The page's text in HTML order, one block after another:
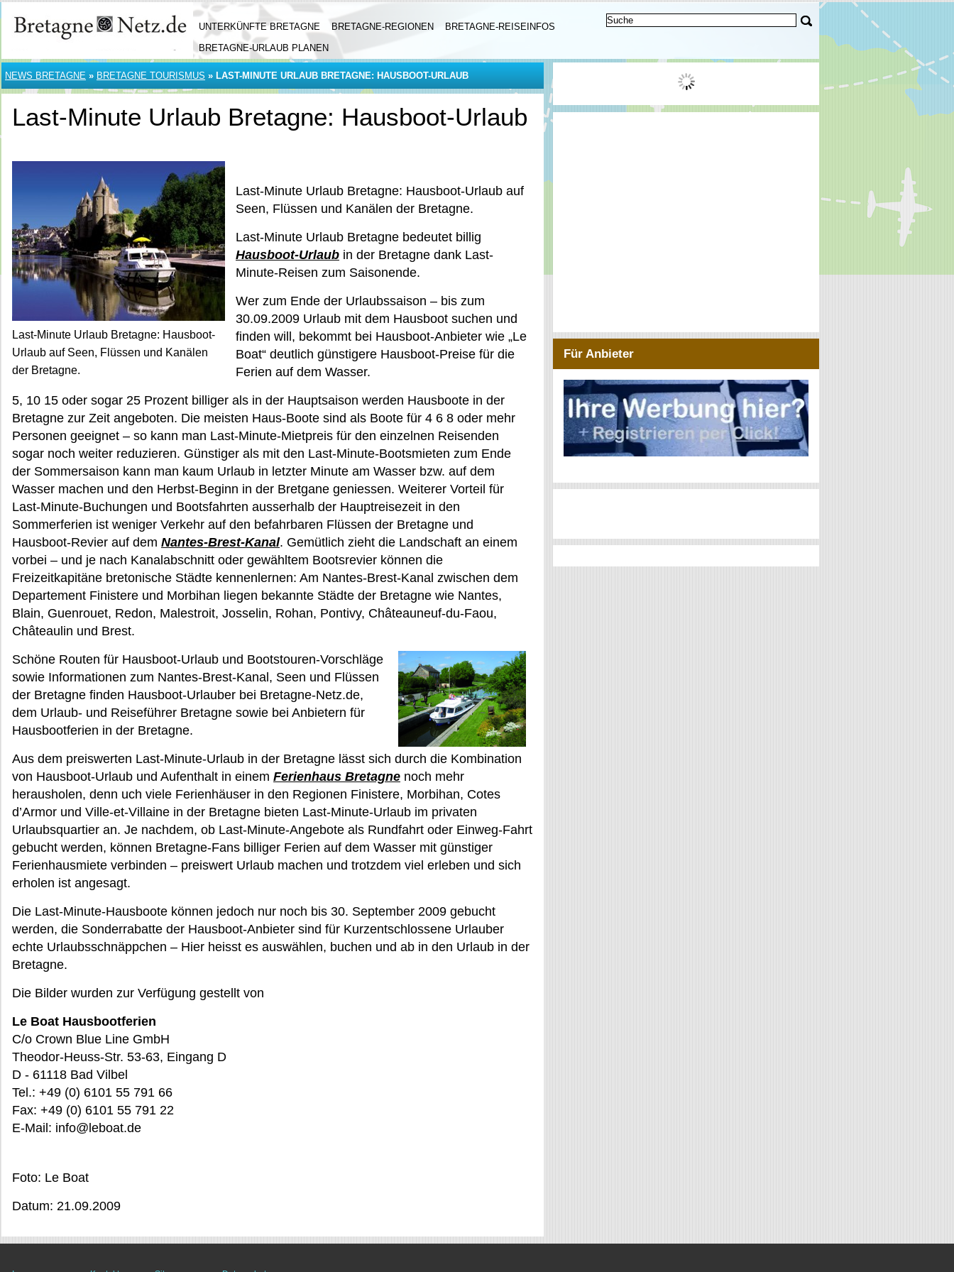
UNTERKÜNFTE BRETAGNE BRETAGNE-REGIONEN
BRETAGNE-REISEINFOS
BRETAGNE-URLAUB PLANEN
NEWS BRETAGNE » BRETAGNE TOURISMUS » LAST-MINUTE URLAUB BRETAGNE: HAUSBOOT-URLAUB
Last-Minute Urlaub Bretagne: Hausboot-Urlaub
Last-Minute Urlaub Bretagne: Hausboot-
Urlaub auf Seen, Flüssen und Kanälen
der Bretagne.
Last-Minute Urlaub Bretagne: Hausboot-Urlaub auf
Seen, Flüssen und Kanälen der Bretagne.
Last-Minute Urlaub Bretagne bedeutet billig
Hausboot-Urlaub in der Bretagne dank Last-
Minute-Reisen zum Saisonende.
Wer zum Ende der Urlaubssaison – bis zum
30.09.2009 Urlaub mit dem Hausboot suchen und
finden will, bekommt bei Hausboot-Anbieter wie „Le
Boat“ deutlich günstigere Hausboot-Preise für die
Ferien auf dem Wasser.
5, 10 15 oder sogar 25 Prozent billiger als in der Hauptsaison werden Hausboote in der
Bretagne zur Zeit angeboten. Die meisten Haus-Boote sind als Boote für 4 6 8 oder mehr
Personen geeignet – so kann man Last-Minute-Mietpreis für den einzelnen Reisenden
sogar noch weiter reduzieren. Günstiger als mit den Last-Minute-Bootsmieten zum Ende
der Sommersaison kann man kaum Urlaub in letzter Minute am Wasser bzw. auf dem
Wasser machen und den Herbst-Beginn in der Bretgane geniessen. Weiterer Vorteil für
Last-Minute-Buchungen und Bootsfahrten ausserhalb der Hauptreisezeit in den
Sommerferien ist weniger Verkehr auf den befahrbaren Flüssen der Bretagne und
Hausboot-Revier auf dem Nantes-Brest-Kanal. Gemütlich zieht die Landschaft an einem
vorbei – und je nach Kanalabschnitt oder gewähltem Bootsrevier können die
Freizeitkapitäne bretonische Städte kennenlernen: Am Nantes-Brest-Kanal zwischen dem
Departement Finistere und Morbihan liegen bekannte Städte der Bretagne wie Nantes,
Blain, Guenrouet, Redon, Malestroit, Josselin, Rohan, Pontivy, Châteauneuf-du-Faou,
Châteaulin und Brest.
Schöne Routen für Hausboot-Urlaub und Bootstouren-Vorschläge
sowie Informationen zum Nantes-Brest-Kanal, Seen und Flüssen
der Bretagne finden Hausboot-Urlauber bei Bretagne-Netz.de,
dem Urlaub- und Reiseführer Bretagne sowie bei Anbietern für
Hausbootferien in der Bretagne.
Aus dem preiswerten Last-Minute-Urlaub in der Bretagne lässt sich durch die Kombination
von Hausboot-Urlaub und Aufenthalt in einem Ferienhaus Bretagne noch mehr
herausholen, denn uch viele Ferienhäuser in den Regionen Finistere, Morbihan, Cotes
d’Armor und Ville-et-Villaine in der Bretagne bieten Last-Minute-Urlaub im privaten
Urlaubsquartier an. Je nachdem, ob Last-Minute-Angebote als Rundfahrt oder Einweg-Fahrt
gebucht werden, können Bretagne-Fans billiger Ferien auf dem Wasser mit günstiger
Ferienhausmiete verbinden – preiswert Urlaub machen und trotzdem viel erleben und sich
erholen ist angesagt.
Die Last-Minute-Hausboote können jedoch nur noch bis 30. September 2009 gebucht
werden, die Sonderrabatte der Hausboot-Anbieter sind für Kurzentschlossene Urlauber
echte Urlaubsschnäppchen – Hier heisst es auswählen, buchen und ab in den Urlaub in der
Bretagne.
Die Bilder wurden zur Verfügung gestellt von
Le Boat Hausbootferien
C/o Crown Blue Line GmbH
Theodor-Heuss-Str. 53-63, Eingang D
D - 61118 Bad Vilbel
Tel.: +49 (0) 6101 55 791 66
Fax: +49 (0) 6101 55 791 22
E-Mail: info@leboat.de
Foto: Le Boat
Datum: 21.09.2009
Für Anbieter